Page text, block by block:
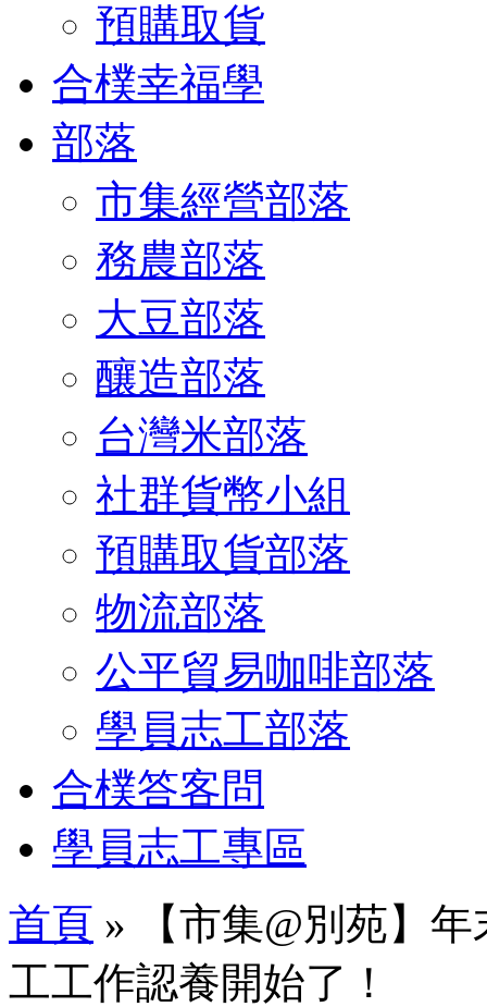
預購取貨
合樸幸福學
部落
市集經營部落
務農部落
大豆部落
釀造部落
台灣米部落
社群貨幣小組
預購取貨部落
物流部落
公平貿易咖啡部落
學員志工部落
合樸答客問
學員志工專區
首頁 » 【市集@別苑】
工工作認養開始了！